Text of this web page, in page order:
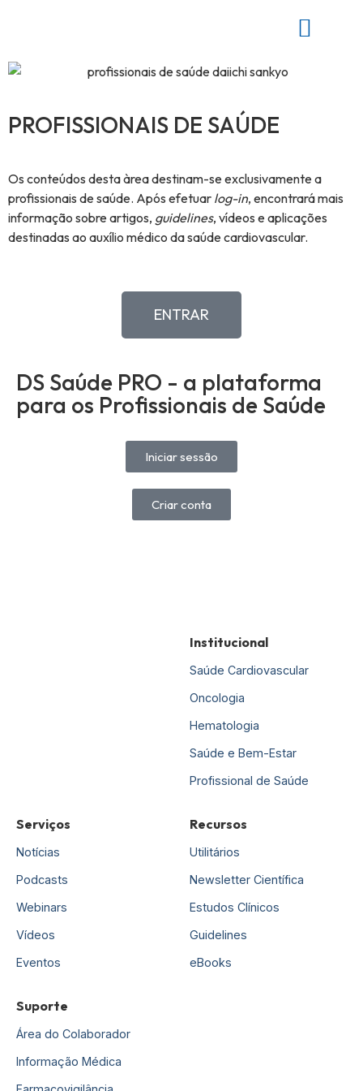
PROFISSIONAIS DE SAÚDE
Os conteúdos desta àrea destinam-se exclusivamente a
profissionais de saúde. Após efetuar log-in, encontrará mais
informação sobre artigos, guidelines, vídeos e aplicações
destinadas ao auxílio médico da saúde cardiovascular.
ENTRAR
DS Saúde PRO - a plataforma
para os Profissionais de Saúde
Iniciar sessão
Criar conta
Institucional
Saúde Cardiovascular
Oncologia
Hematologia
Saúde e Bem-Estar
Profissional de Saúde
Serviços
Notícias
Podcasts
Webinars
Vídeos
Eventos
Recursos
Utilitários
Newsletter Científica
Estudos Clínicos
Guidelines
eBooks
Suporte
Área do Colaborador
Informação Médica